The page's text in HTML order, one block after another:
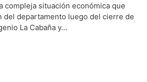
compleja situación económica que
del departamento luego del cierre de
La Cabaña y...